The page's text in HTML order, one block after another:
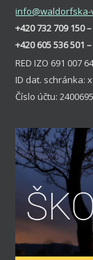
info
+420 732 709 150
+420 605 536 501
RED IZO 691 007
ID dat. schránka:
Číslo účtu: